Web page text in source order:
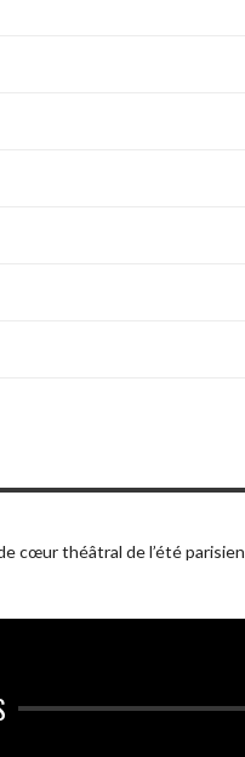
cœur théâtral de l’été parisien